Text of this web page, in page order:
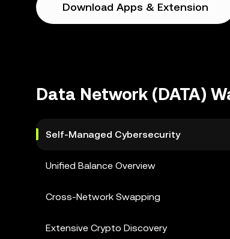
Download Apps & Extension
Data Network (DATA)
Self-Managed Cybersecurity
Unified Balance Overview
Cross-Network Swapping
Extensive Crypto Discovery